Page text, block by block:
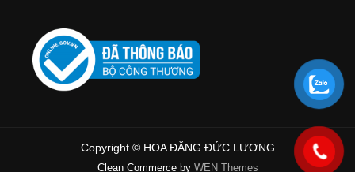
Copyright © HOA ĐĂNG ĐỨC LƯƠNG
Clean Commerce by WEN Themes